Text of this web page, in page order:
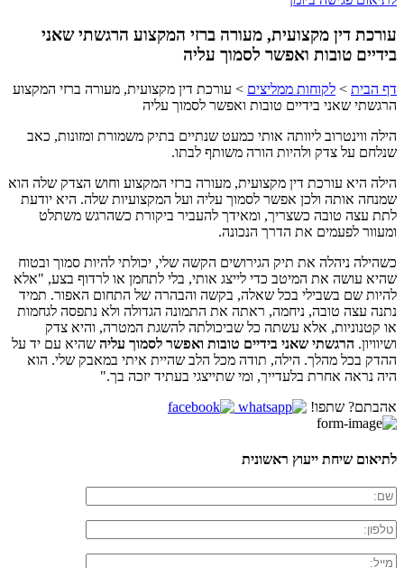
עורכת דין מקצועית, מעורה ברזי המקצוע הרגשתי שאני
בידיים טובות ואפשר לסמוך עליה
דף הבית > לקוחות ממליצים > עורכת דין מקצועית, מעורה ברזי המקצוע
הרגשתי שאני בידיים טובות ואפשר לסמוך עליה
הילה ווינטרוב ליוותה אותי כמעט שנתיים בתיק משמורת ומזונות, כאב
שנלחם על צדק ולהיות הורה משותף לבתו.
הילה היא עורכת דין מקצועית, מעורה ברזי המקצוע וחוש הצדק שלה הוא
שמנחה אותה ולכן אפשר לסמוך עליה ועל המקצועיות שלה. היא יודעת
לתת עצה טובה כשצריך, ומאידך להעביר ביקורת כשהרגש משתלט
ומעוור לפעמים את הדרך הנכונה.
כשהילה ניהלה את תיק הגירושים הקשה שלי, יכולתי להיות סמוך ובטוח
שהיא עושה את המיטב כדי לייצג אותי, בלי לתחמן או לרדוף בצע, "אלא
להיות שם בשבילי בכל שאלה, בקשה והבהרה של התחום האפור. תמיד
נתנה עצה טובה, ניחמה, ראתה את התמונה הגדולה ולא נתפסה לגחמות
או קטנוניות, אלא עשתה כל שביכולתה להשגת המטרה, והיא צדק
ושיוויון. הרגשתי שאני בידיים טובות ואפשר לסמוך עליה שהיא עם יד על
ההדק בכל מהלך. הילה, תודה מכל הלב שהיית איתי במאבק שלי. הוא
היה נראה אחרת בלעדייך, ומי שתייצגי בעתיד יזכה בך."
אהבתם? שתפו!
לתיאום שיחת ייעוץ ראשונית